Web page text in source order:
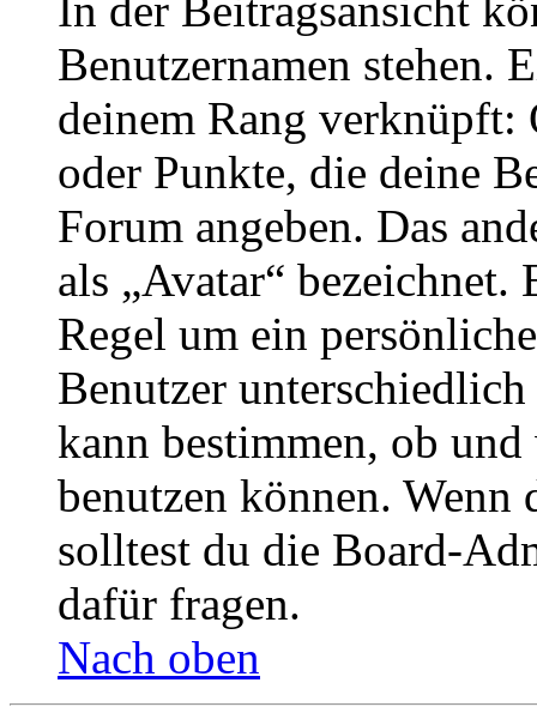
In der Beitragsansicht
Benutzernamen stehen.
deinem Rang verknüpft:
oder Punkte, die deine
Forum angeben. Das
als „Avatar“
Regel um ein
Benutzer
kann bestimmen, ob
benutzen können. Wenn
solltest du die Board-
dafür fragen.
Nach oben